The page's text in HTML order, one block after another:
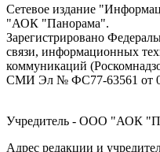
Сетевое издание
"АОК "Панорама".
Зарегистрировано
связи, информационных
коммуникаций
СМИ Эл № ФС77-63561 от
Учредитель - ООО "АОК
Адрес редакции и